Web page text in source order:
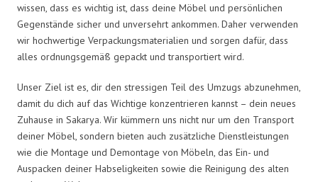
wissen, dass es wichtig ist, dass deine Möbel und persönlichen
Gegenstände sicher und unversehrt ankommen. Daher verwenden
wir hochwertige Verpackungsmaterialien und sorgen dafür, dass
alles ordnungsgemäß gepackt und transportiert wird.
Unser Ziel ist es, dir den stressigen Teil des Umzugs abzunehmen,
damit du dich auf das Wichtige konzentrieren kannst – dein neues
Zuhause in Sakarya. Wir kümmern uns nicht nur um den Transport
deiner Möbel, sondern bieten auch zusätzliche Dienstleistungen
wie die Montage und Demontage von Möbeln, das Ein- und
Auspacken deiner Habseligkeiten sowie die Reinigung des alten